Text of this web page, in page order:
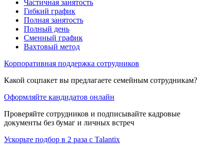
Частичная занятость
Гибкий график
Полная занятость
Полный день
Сменный график
Вахтовый метод
Корпоративная поддержка сотрудников
Какой соцпакет вы предлагаете семейным сотрудникам?
Оформляйте кандидатов онлайн
Проверяйте сотрудников и подписывайте кадровые
документы без бумаг и личных встреч
Ускорьте подбор в 2 раза с Talantix